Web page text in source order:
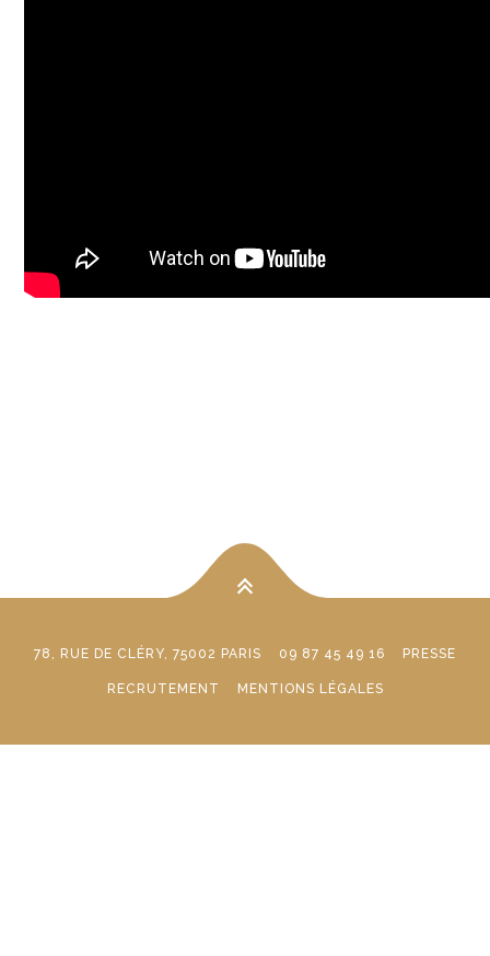
78, RUE DE CLÉRY, 75002 PARIS 09 87 45 49 16 PRESSE
RECRUTEMENT MENTIONS LÉGALES